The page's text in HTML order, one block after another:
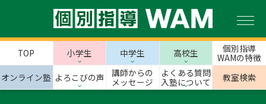
TOP 小学生 中学生 高校生
個別指導
WAMの特徴
オンライン塾 よろこびの声
講師からの
メッセージ
よくある質問
入塾について
教室検索